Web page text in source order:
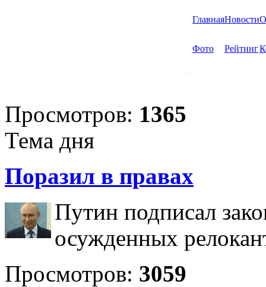
ГлавнаяНовости
Фото Рейтинг
Просмотров: 1365
Тема дня
Поразил в правах
Путин подписал
осужденных
Просмотров: 3059